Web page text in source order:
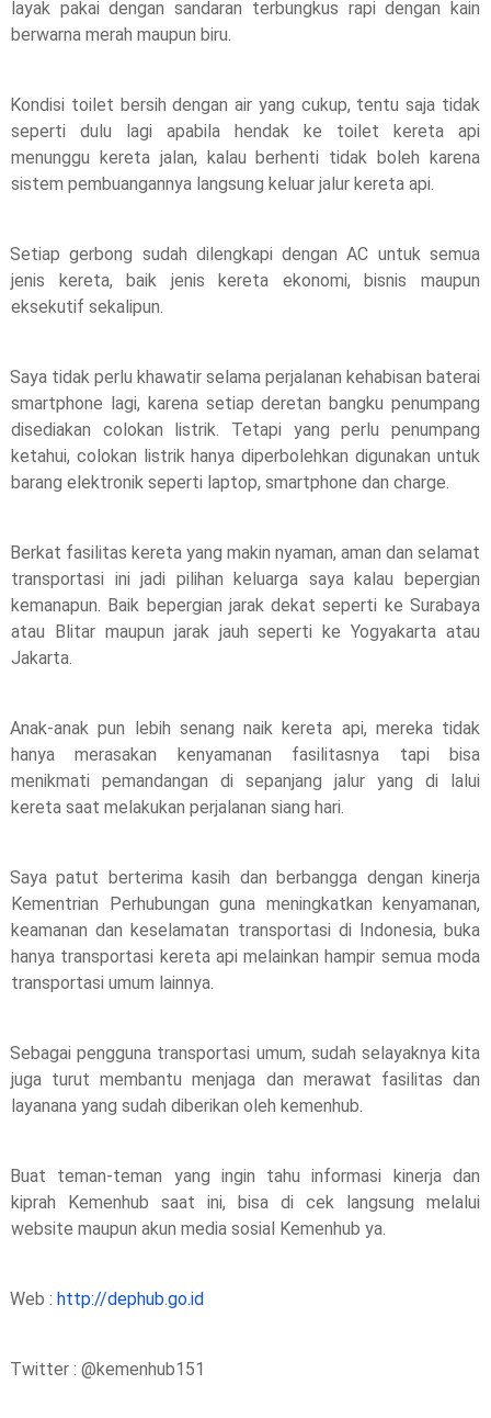
layak pakai dengan sandaran terbungkus rapi dengan kain
berwarna merah maupun biru.
Kondisi toilet bersih dengan air yang cukup, tentu saja tidak
seperti dulu lagi apabila hendak ke toilet kereta api
menunggu kereta jalan, kalau berhenti tidak boleh karena
sistem pembuangannya langsung keluar jalur kereta api.
Setiap gerbong sudah dilengkapi dengan AC untuk semua
jenis kereta, baik jenis kereta ekonomi, bisnis maupun
eksekutif sekalipun.
Saya tidak perlu khawatir selama perjalanan kehabisan baterai
smartphone lagi, karena setiap deretan bangku penumpang
disediakan colokan listrik. Tetapi yang perlu penumpang
ketahui, colokan listrik hanya diperbolehkan digunakan untuk
barang elektronik seperti laptop, smartphone dan charge.
Berkat fasilitas kereta yang makin nyaman, aman dan selamat
transportasi ini jadi pilihan keluarga saya kalau bepergian
kemanapun. Baik bepergian jarak dekat seperti ke Surabaya
atau Blitar maupun jarak jauh seperti ke Yogyakarta atau
Jakarta.
Anak-anak pun lebih senang naik kereta api, mereka tidak
hanya merasakan kenyamanan fasilitasnya tapi bisa
menikmati pemandangan di sepanjang jalur yang di lalui
kereta saat melakukan perjalanan siang hari.
Saya patut berterima kasih dan berbangga dengan kinerja
Kementrian Perhubungan guna meningkatkan kenyamanan,
keamanan dan keselamatan transportasi di Indonesia, buka
hanya transportasi kereta api melainkan hampir semua moda
transportasi umum lainnya.
Sebagai pengguna transportasi umum, sudah selayaknya kita
juga turut membantu menjaga dan merawat fasilitas dan
layanana yang sudah diberikan oleh kemenhub.
Buat teman-teman yang ingin tahu informasi kinerja dan
kiprah Kemenhub saat ini, bisa di cek langsung melalui
website maupun akun media sosial Kemenhub ya.
Web : http://dephub.go.id
Twitter : @kemenhub151